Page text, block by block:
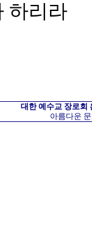
하리라
대한 예수교 장로회
아름다운